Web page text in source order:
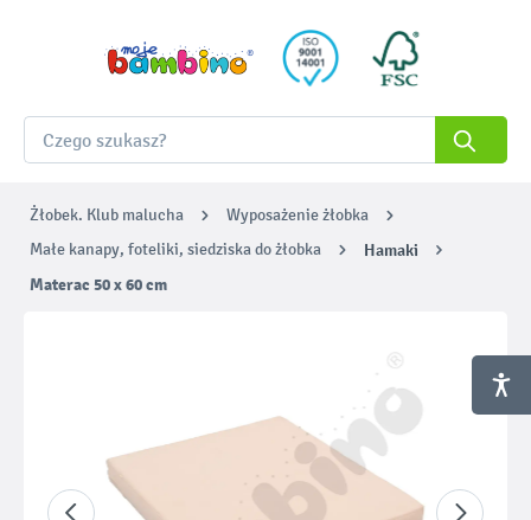
Żłobek. Klub malucha
Wyposażenie żłobka
Małe kanapy, foteliki, siedziska do żłobka
Hamaki
Materac 50 x 60 cm